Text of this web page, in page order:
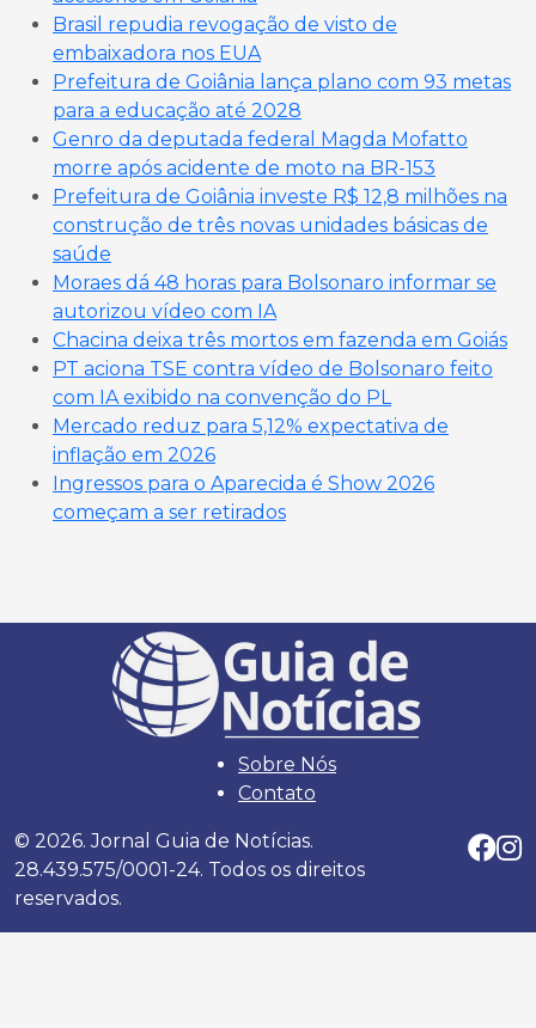
Brasil repudia revogação de visto de
embaixadora nos EUA
Prefeitura de Goiânia lança plano com 93 metas
para a educação até 2028
Genro da deputada federal Magda Mofatto
morre após acidente de moto na BR-153
Prefeitura de Goiânia investe R$ 12,8 milhões na
construção de três novas unidades básicas de
saúde
Moraes dá 48 horas para Bolsonaro informar se
autorizou vídeo com IA
Chacina deixa três mortos em fazenda em Goiás
PT aciona TSE contra vídeo de Bolsonaro feito
com IA exibido na convenção do PL
Mercado reduz para 5,12% expectativa de
inflação em 2026
Ingressos para o Aparecida é Show 2026
começam a ser retirados
Sobre Nós
Contato
© 2026. Jornal Guia de Notícias.
28.439.575/0001-24. Todos os direitos
reservados.